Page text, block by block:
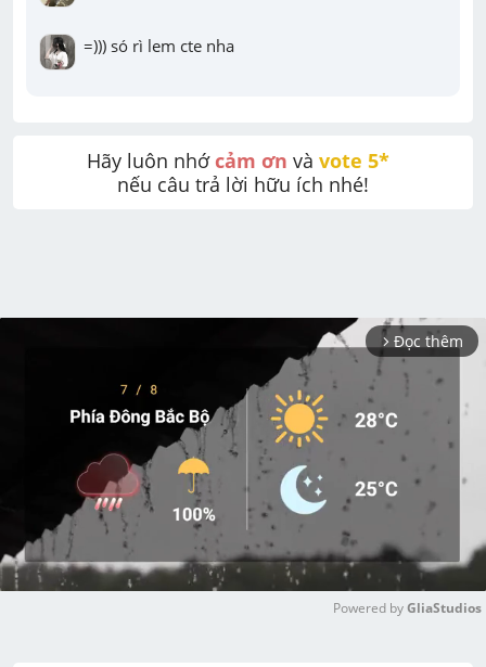
=))) só rì lem cte nha
Hãy luôn nhớ cảm ơn và vote 5*
nếu câu trả lời hữu ích nhé!
arrow_forward_ios Đọc thêm
Powered by GliaStudios